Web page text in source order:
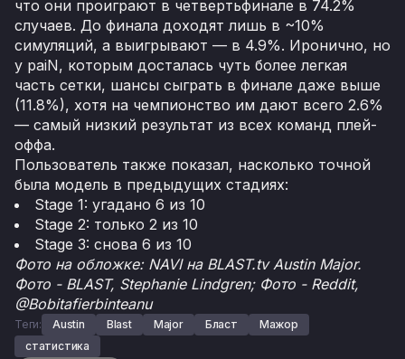
что они проиграют в четвертьфинале в 74.2%
случаев. До финала доходят лишь в ~10%
симуляций, а выигрывают — в 4.9%. Иронично, но
у paiN, которым досталась чуть более легкая
часть сетки, шансы сыграть в финале даже выше
(11.8%), хотя на чемпионство им дают всего 2.6%
— самый низкий результат из всех команд плей-
оффа.
Пользователь также показал, насколько точной
была модель в предыдущих стадиях:
Stage 1: угадано 6 из 10
Stage 2: только 2 из 10
Stage 3: снова 6 из 10
Фото на обложке: NAVI на BLAST.tv Austin Major.
Фото - BLAST, Stephanie Lindgren; Фото - Reddit,
@Bobitafierbinteanu
Теги: Austin Blast Major Бласт
Мажор
статистика